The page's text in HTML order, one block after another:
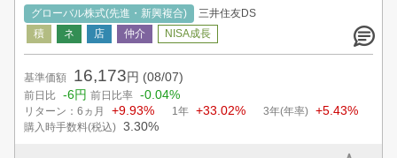
グローバル株式(先進・新興複合) 三井住友DS
基準価額 16,173 円 (08/07)
前日比 -6円 前日比率 -0.04%
リターン：6ヵ月 +9.93% 1年 +33.02% 3年(年率) +5.43%
購入時手数料(税込) 3.30%